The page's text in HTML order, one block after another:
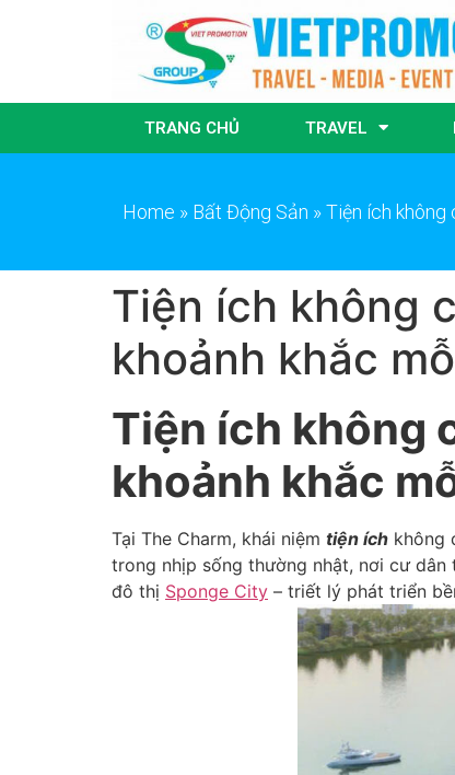
TRANG CHỦ TRAVEL
Home » Bất Động Sản »Tiện ích không
Tiện ích không
khoảnh khắc
Tiện ích không
khoảnh khắc
Tại The Charm, khái niệm tiện ích không
trong nhịp sống thường nhật, nơi cư
đô thị Sponge City – triết lý phát triển